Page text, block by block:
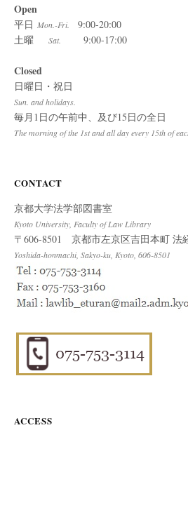
Open
平日 Mon.-Fri. 9:00-20:00
土曜 Sat. 9:00-17:00
Closed
日曜日・祝日
Sun. and holidays.
毎月1日の午前中、及び15日の全日
The morning of the 1st and all day every 15th of
CONTACT
京都大学法学部図書室
Kyoto University, Faculty of Law Library
〒606-8501 京都市左京区吉田本町 法
Yoshida-honmachi, Sakyo-ku, Kyoto, 606-8501
ACCESS